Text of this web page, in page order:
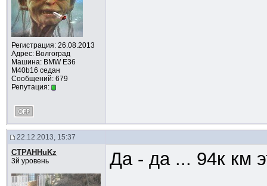
Регистрация: 26.08.2013
Адрес: Волгоград
Машина: BMW Е36
M40b16 седан
Сообщений: 679
Репутация:
22.12.2013, 15:37
CTPAHHuKz
3й уровень
Да - да ... 94к км